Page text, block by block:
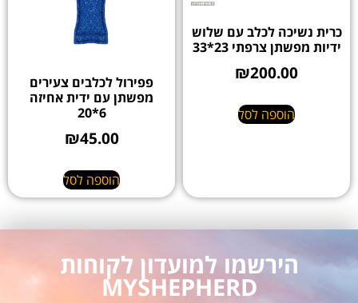
כרית נשיכה לכלב עם שלוש
ידיות מפשתן צרפתי 23*33
₪200.00
הוספה לסל
פפירול לכלבים צעירים
מפשתן עם ידית אחיזה
6*20
₪45.00
הוספה לסל
הירשמו למועדון לקוחות
MYSHEPHERD